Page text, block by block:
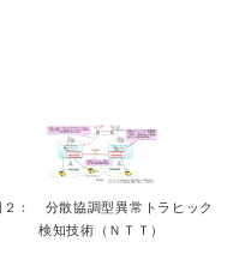
２： 分散協調型異常トラヒック
検知技術（ＮＴＴ）